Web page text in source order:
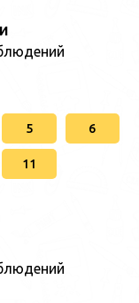
5 6
11